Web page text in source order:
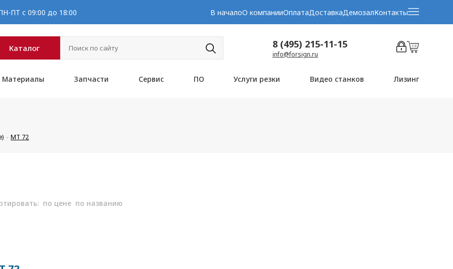
ПТ с 09:00 до 18:00 В началоО компанииОплатаДоставкаДемозалКонтакты
Каталог 8 (495) 215-11-15
info@forsign.ru
Материалы Запчасти Сервис ПО Услуги резки Видео станков Лизинг
MT 72
по цене по названию